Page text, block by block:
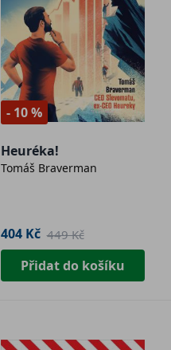
- 10 %
Heuréka!
Tomáš Braverman
404 Kč 449 Kč
Přidat do košíku